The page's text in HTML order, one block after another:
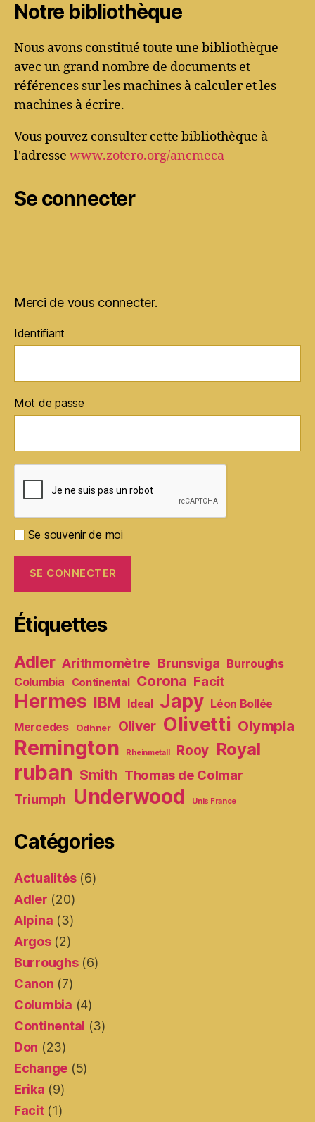
Notre bibliothèque
Nous avons constitué toute une bibliothèque
avec un grand nombre de documents et
références sur les machines à calculer et les
machines à écrire.
Vous pouvez consulter cette bibliothèque à
l'adresse www.zotero.org/ancmeca
Se connecter
Merci de vous connecter.
Identifiant
Mot de passe
Se souvenir de moi
Étiquettes
Adler Arithmomètre Brunsviga Burroughs
Columbia
Continental Corona Facit
Hermes IBM Ideal Japy Léon Bollée
Mercedes
Odhner Oliver Olivetti Olympia
Remington Rheinmetall Rooy Royal
ruban Smith Thomas de Colmar
Triumph Underwood Unis France
Catégories
Actualités(6)
Adler (20)
Alpina (3)
Argos(2)
Burroughs(6)
Canon (7)
Columbia (4)
Continental (3)
Don (23)
Echange (5)
Erika (9)
Facit(1)